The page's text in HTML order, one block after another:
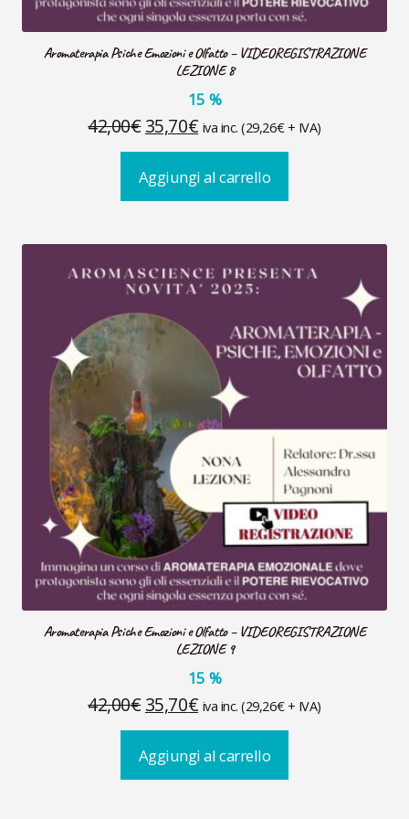
Aromaterapia Psiche Emozioni e Olfatto – VIDEOREGISTRAZIONE
LEZIONE 8
15 %
42,00€ Il
prezzo
originale
42,00€.
35,70€Il
prezzo
attuale
35,70€.
iva inc. (29,26€+ IVA)
Aggiungi al carrello
Aromaterapia Psiche Emozioni e Olfatto – VIDEOREGISTRAZIONE
LEZIONE 9
15 %
42,00€ Il
prezzo
originale
35,70€Il
prezzo
attuale
iva inc. (29,26€+ IVA)
Aggiungi al carrello